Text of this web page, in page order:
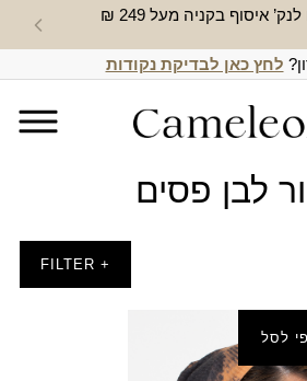
איסוף בקניה מעל 249 ₪ חדש
לחץ כאן לבדיקת נקודות
לבן פסים
+ FILTER
לסל